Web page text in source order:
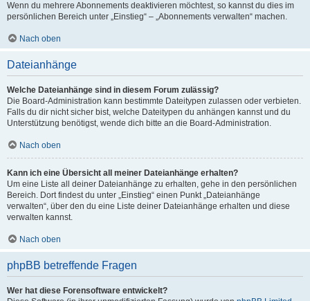
Wenn du mehrere Abonnements deaktivieren möchtest, so kannst du dies im
persönlichen Bereich unter „Einstieg“ – „Abonnements verwalten“ machen.
Nach oben
Dateianhänge
Welche Dateianhänge sind in diesem Forum zulässig?
Die Board-Administration kann bestimmte Dateitypen zulassen oder verbieten.
Falls du dir nicht sicher bist, welche Dateitypen du anhängen kannst und du
Unterstützung benötigst, wende dich bitte an die Board-Administration.
Nach oben
Kann ich eine Übersicht all meiner Dateianhänge erhalten?
Um eine Liste all deiner Dateianhänge zu erhalten, gehe in den persönlichen
Bereich. Dort findest du unter „Einstieg“ einen Punkt „Dateianhänge
verwalten“, über den du eine Liste deiner Dateianhänge erhalten und diese
verwalten kannst.
Nach oben
phpBB betreffende Fragen
Wer hat diese Forensoftware entwickelt?